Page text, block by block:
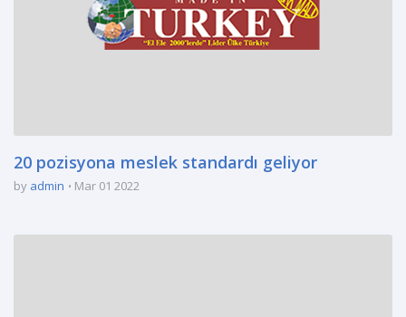
20 pozisyona meslek standardı geliyor
by admin Mar 01 2022